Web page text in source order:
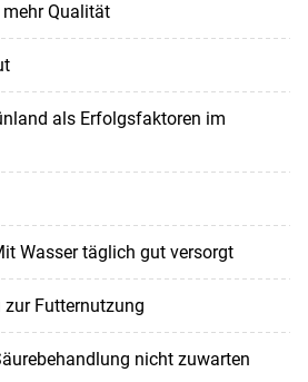
Qualität
als Erfolgsfaktoren im
Wasser täglich gut versorgt
Futternutzung
nicht zuwarten